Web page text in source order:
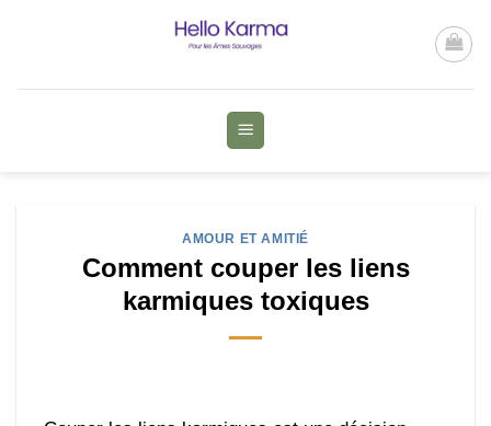
AMOUR ET AMITIÉ
Comment couper les liens
karmiques toxiques